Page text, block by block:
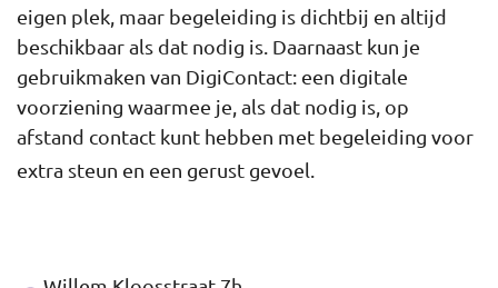
eigen plek, maar begeleiding is dichtbij en altijd
beschikbaar als dat nodig is. Daarnaast kun je
gebruikmaken van DigiContact: een digitale
voorziening waarmee je, als dat nodig is, op
afstand contact kunt hebben met begeleiding voor
extra steun en een gerust gevoel.